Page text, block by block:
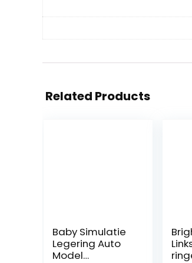
Related Products
Baby Simulatie
Legering Auto
Model